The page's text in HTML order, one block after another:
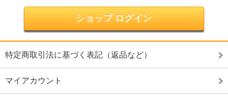
ショップ ログイン
特定商取引法に基づく表記（返品など）
マイアカウント